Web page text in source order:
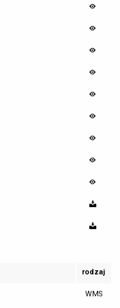
rodzaj
WMS